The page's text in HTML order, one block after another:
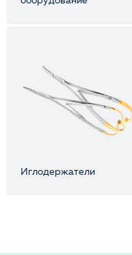
Иглодержатели